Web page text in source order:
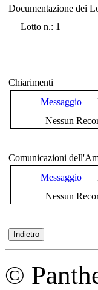
Documentazione dei
Lotto n.: 1
Chiarimenti
Messaggio
Nessun
Comunicazioni
Messaggio
Nessun
©